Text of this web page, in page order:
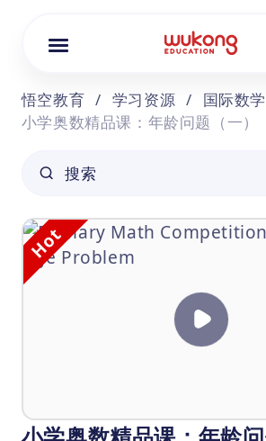
悟空教育 / 学习资源 / 国际数学
小学奥数精品课：年龄问题（一）
搜索
Hot